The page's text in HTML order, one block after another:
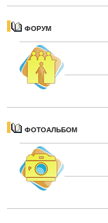
ФОРУМ
ФОТОАЛЬБОМ